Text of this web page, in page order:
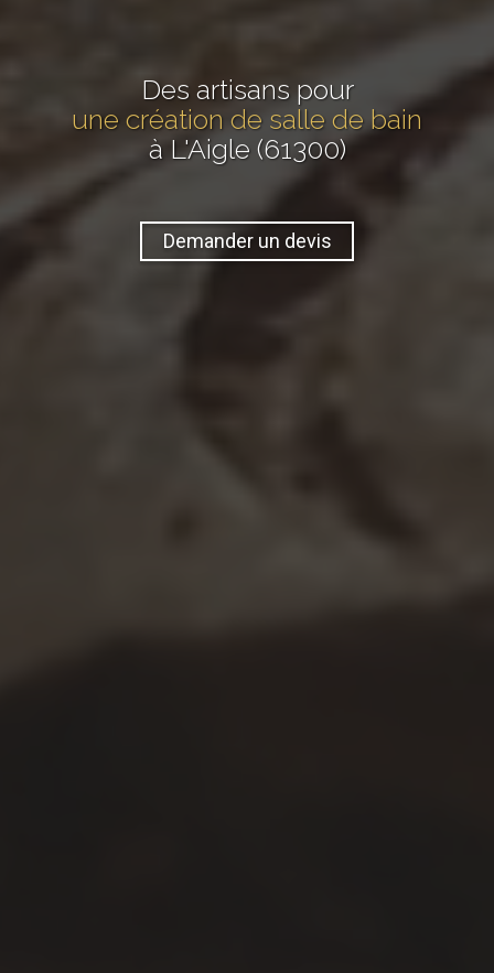
Des artisans pour
une création de salle de bain
à L'Aigle (61300)
Demander un devis